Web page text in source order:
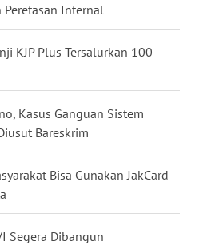
Internal
KJP Plus Tersalurkan 100
Kasus Ganguan Sistem
Bareskrim
Bisa Gunakan JakCard
Segera Dibangun